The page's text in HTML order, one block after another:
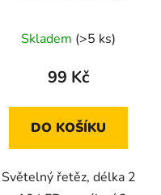
m 10 LED
Skladem (>5 ks)
99 Kč
DO KOŠÍKU
Světelný řetěz, délka 2